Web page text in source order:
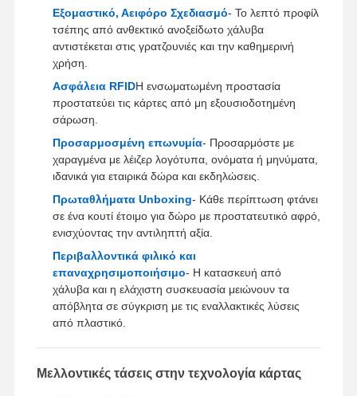
Περίβλημα Die Χύσιμο
Ταχεία πρωτότυπα
Σχήματα χύτευσης πεπιεσμένων
Εξομαστικό, Αειφόρο Σχεδιασμό- Το λεπτό προφίλ
τσέπης από ανθεκτικό ανοξείδωτο χάλυβα
αντιστέκεται στις γρατζουνιές και την καθημερινή
χρήση.
Ασφάλεια RFIDΗ ενσωματωμένη προστασία
προστατεύει τις κάρτες από μη εξουσιοδοτημένη
σάρωση.
Προσαρμοσμένη επωνυμία- Προσαρμόστε με
χαραγμένα με λέιζερ λογότυπα, ονόματα ή μηνύματα,
ιδανικά για εταιρικά δώρα και εκδηλώσεις.
Πρωταθλήματα Unboxing- Κάθε περίπτωση φτάνει
σε ένα κουτί έτοιμο για δώρο με προστατευτικό αφρό,
ενισχύοντας την αντιληπτή αξία.
Περιβαλλοντικά φιλικό και
επαναχρησιμοποιήσιμο- Η κατασκευή από
χάλυβα και η ελάχιστη συσκευασία μειώνουν τα
απόβλητα σε σύγκριση με τις εναλλακτικές λύσεις
από πλαστικό.
Μελλοντικές τάσεις στην τεχνολογία κάρτας